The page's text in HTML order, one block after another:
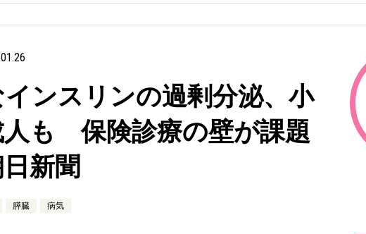
インスリンの過剰分泌、小
人も 保険診療の壁が課題
新聞
膵臓 病気